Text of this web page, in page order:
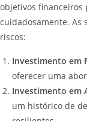
objetivos financeiros
cuidadosamente. As
riscos:
Investimento em
oferecer uma
Investimento em
um histórico de